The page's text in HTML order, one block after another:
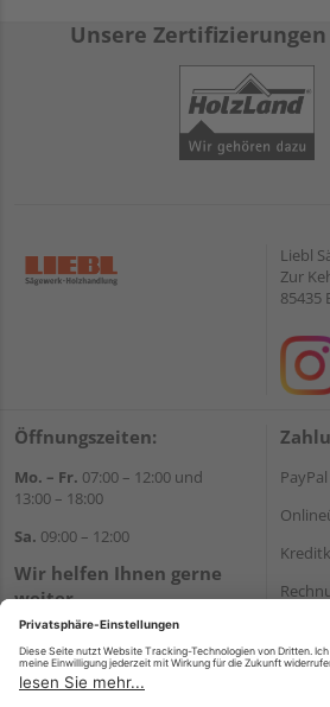
Unsere
Liebl
Zur
85435
Öffnungszeiten:
Mo. – Fr. 07:00 – 12:00 und
13:00 – 18:00
Sa. 09:00 – 12:00
Wir helfen Ihnen gerne
weiter
Tel.:+49 8122 14197
E-Mail:vertrieb@holz-liebl.de
PayPal